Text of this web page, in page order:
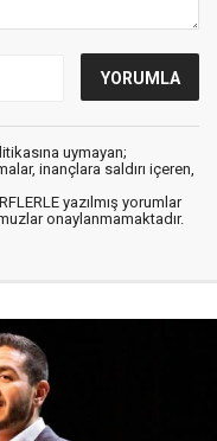
uymayan;
inançlara saldırı içeren,
yazılmış yorumlar
onaylanmamaktadır.